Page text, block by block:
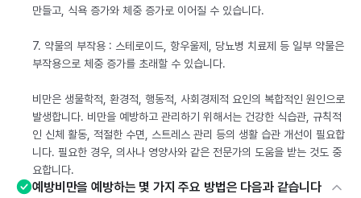
만들고, 식욕 증가와 체중 증가로 이어질 수 있습니다.
7. 약물의 부작용 : 스테로이드, 항우울제, 당뇨병 치료제 등 일부 약물은
부작용으로 체중 증가를 초래할 수 있습니다.
비만은 생물학적, 환경적, 행동적, 사회경제적 요인의 복합적인 원인으로
발생합니다. 비만을 예방하고 관리하기 위해서는 건강한 식습관, 규칙적
인 신체 활동, 적절한 수면, 스트레스 관리 등의 생활 습관 개선이 필요합
니다. 필요한 경우, 의사나 영양사와 같은 전문가의 도움을 받는 것도 중
요합니다.
예방비만을 예방하는 몇 가지 주요 방법은 다음과 같습니다